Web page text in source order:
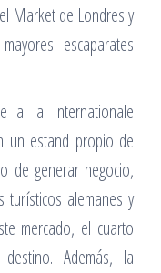
Market de Londres y
escaparates
a la Internationale
un estand propio de
de generar negocio,
alemanes y
mercado, el cuarto
Además, la